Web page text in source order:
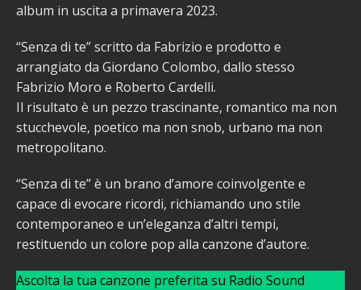
album in uscita a primavera 2023.
“Senza di te” scritto da Fabrizio e prodotto e
arrangiato da Giordano Colombo, dallo stesso
Fabrizio Moro e Roberto Cardelli.
Il risultato è un pezzo trascinante, romantico ma non
stucchevole, poetico ma non snob, urbano ma non
metropolitano.
“Senza di te” è un brano d’amore coinvolgente e
capace di evocare ricordi, richiamando uno stile
contemporaneo e un’eleganza d’altri tempi,
restituendo un colore pop alla canzone d’autore.
Ascolta la tua canzone preferita su Radio Sound